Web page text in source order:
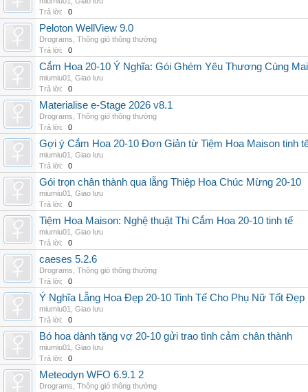
Trả lời:
0
Peloton WellView 9.0
Drograms Thông gió thông thường
Trả lời:
0
Cắm Hoa 20-10 Ý Nghĩa: Gói Ghém Yêu Thương Cùng
miumiu01
Giao lưu
Trả lời:
0
Materialise e-Stage 2026 v8.1
Drograms Thông gió thông thường
Trả lời:
0
Gợi ý Cắm Hoa 20-10 Đơn Giản từ Tiệm Hoa Maison tinh
miumiu01
Giao lưu
Trả lời:
0
Gói trọn chân thành qua lẵng Thiệp Hoa Chúc Mừng 20-10
miumiu01
Giao lưu
Trả lời:
0
Tiệm Hoa Maison: Nghệ thuật Thi Cắm Hoa 20-10 tinh tế
miumiu01
Giao lưu
Trả lời:
0
caeses 5.2.6
Drograms Thông gió thông thường
Trả lời:
0
Ý Nghĩa Lẵng Hoa Đẹp 20-10 Tinh Tế Cho Phụ Nữ Tốt Đẹp
miumiu01
Giao lưu
Trả lời:
0
Bó hoa dành tặng vợ 20-10 gửi trao tình cảm chân thành
miumiu01
Giao lưu
Trả lời:
0
Meteodyn WFO 6.9.1 2
Drograms Thông gió thông thường